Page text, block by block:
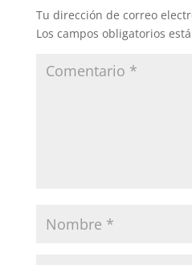
Tu dirección de correo
Los campos obligatorios